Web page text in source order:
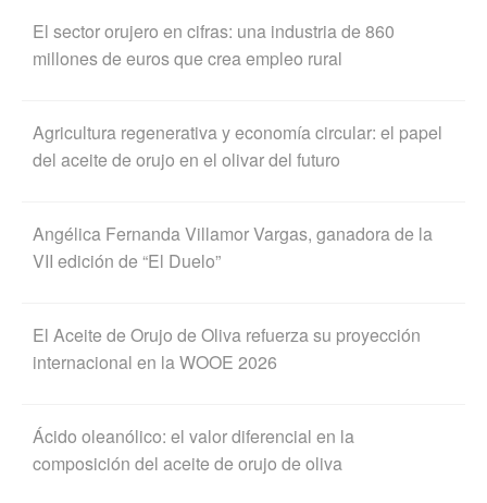
El sector orujero en cifras: una industria de 860
millones de euros que crea empleo rural
Agricultura regenerativa y economía circular: el papel
del aceite de orujo en el olivar del futuro
Angélica Fernanda Villamor Vargas, ganadora de la
VII edición de “El Duelo”
El Aceite de Orujo de Oliva refuerza su proyección
internacional en la WOOE 2026
Ácido oleanólico: el valor diferencial en la
composición del aceite de orujo de oliva